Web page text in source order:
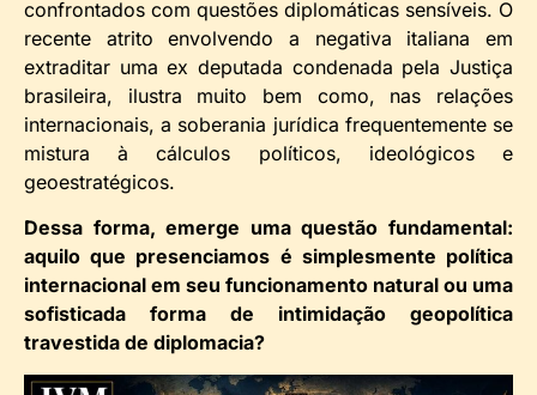
confrontados com questões diplomáticas sensíveis. O
recente atrito envolvendo a negativa italiana em
extraditar uma ex deputada condenada pela Justiça
brasileira, ilustra muito bem como, nas relações
internacionais, a soberania jurídica frequentemente se
mistura à cálculos políticos, ideológicos e
geoestratégicos.
Dessa forma, emerge uma questão fundamental:
aquilo que presenciamos é simplesmente política
internacional em seu funcionamento natural ou uma
sofisticada forma de intimidação geopolítica
travestida de diplomacia?